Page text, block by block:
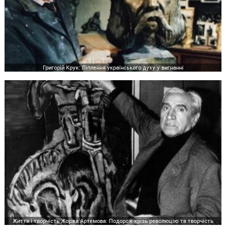
Григорій Крук: Ліплення українського духу у вигнанні
Життя і творчість Жоржа Артемова: Подорож крізь революцію та творчість